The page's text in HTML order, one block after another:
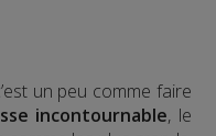
un peu comme faire
incontournable, le